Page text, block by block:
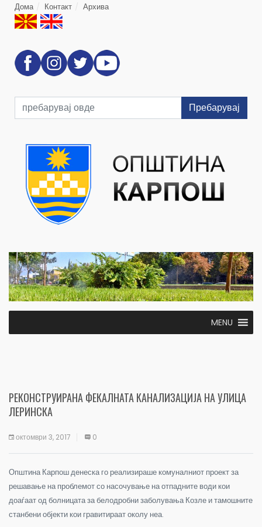
Дома Контакт Архива
Пребарувај
MENU
РЕКОНСТРУИРАНА ФЕКАЛНАТА КАНАЛИЗАЦИЈА НА УЛИЦА
ЛЕРИНСКА
октомври 3, 2017 0
Општина Карпош денеска го реализираше комуналниот проект за
решавање на проблемот со насочување на отпадните води кои
доаѓаат од болницата за белодробни заболувања Козле и тамошните
станбени објекти кои гравитираат околу неа.